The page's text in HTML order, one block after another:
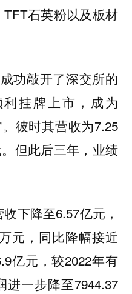
石英粉以及板材
功敲开了深交所的
挂牌上市，成为
彼时其营收为7.25
但此后三年，业绩
下降至6.57亿元，
元，同比降幅接近
亿元，较2022年有
进一步降至7944.37